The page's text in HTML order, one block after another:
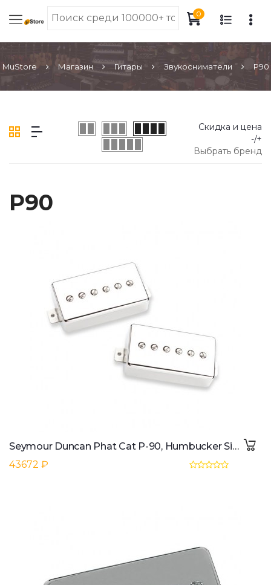
0
MuStore Магазин Гитары Звукосниматели P90
Скидка и цена
-/+
Выбрать бренд
P90
Seymour Duncan Phat Cat P-90, Humbucker Size Set, Nickel Cover
43672 ₽